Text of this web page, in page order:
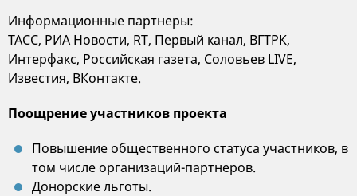
Информационные партнеры:
ТАСС, РИА Новости, RT, Первый канал, ВГТРК,
Интерфакс, Российская газета, Соловьев LIVE,
Известия, ВКонтакте.
Поощрение участников проекта
Повышение общественного статуса участников, в
том числе организаций-партнеров.
Донорские льготы.